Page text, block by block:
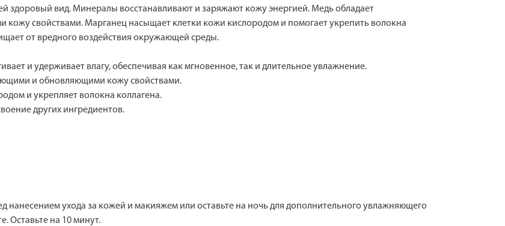
здоровый вид. Минералы восстанавливают и заряжают кожу энергией. Медь обладает
свойствами. Марганец насыщает клетки кожи кислородом и помогает укрепить волокна
от вредного воздействия окружающей среды.
и удерживает влагу, обеспечивая как мгновенное, так и длительное увлажнение.
и обновляющими кожу свойствами.
и укрепляет волокна коллагена.
других ингредиентов.
нанесением ухода за кожей и макияжем или оставьте на ночь для дополнительного увлажняющего
Оставьте на 10 минут.